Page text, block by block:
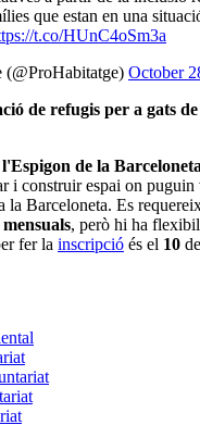
que estan en una
t.co/HUnC4oSm3a
October
de refugis per a gats de
de la
i construir espai on puguin
la Barceloneta. Es
, però hi ha
fer la inscripció és el 10 de